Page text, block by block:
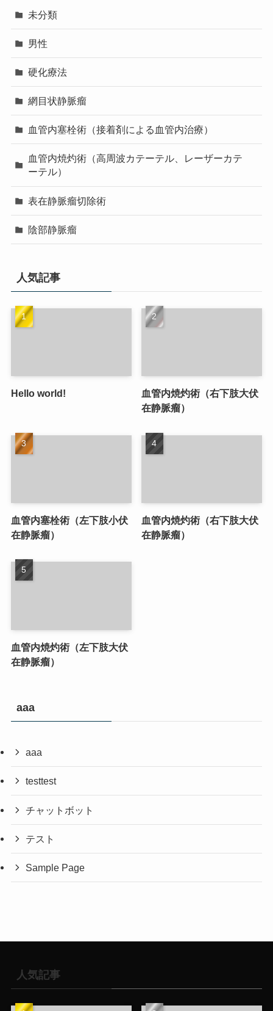
未分類
男性
硬化療法
網目状静脈瘤
血管内塞栓術（接着剤による血管内治療）
血管内焼灼術（高周波カテーテル、レーザーカテ
ーテル）
表在静脈瘤切除術
陰部静脈瘤
人気記事
Hello world!
血管内焼灼術（右下肢大伏
在静脈瘤）
血管内塞栓術（左下肢小伏
在静脈瘤）
血管内焼灼術（右下肢大伏
在静脈瘤）
血管内焼灼術（左下肢大伏
在静脈瘤）
aaa
aaa
testtest
チャットボット
テスト
Sample Page
人気記事